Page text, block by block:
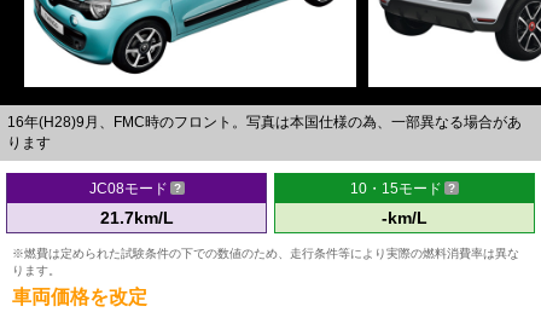
16年(H28)9月、FMC時のフロント。写真は本国仕様の為、一部異なる場合があ
ります
JC08モード
21.7km/L
10・15モード
-km/L
※燃費は定められた試験条件の下での数値のため、走行条件等により実際の燃料消費率は異な
ります。
車両価格を改定